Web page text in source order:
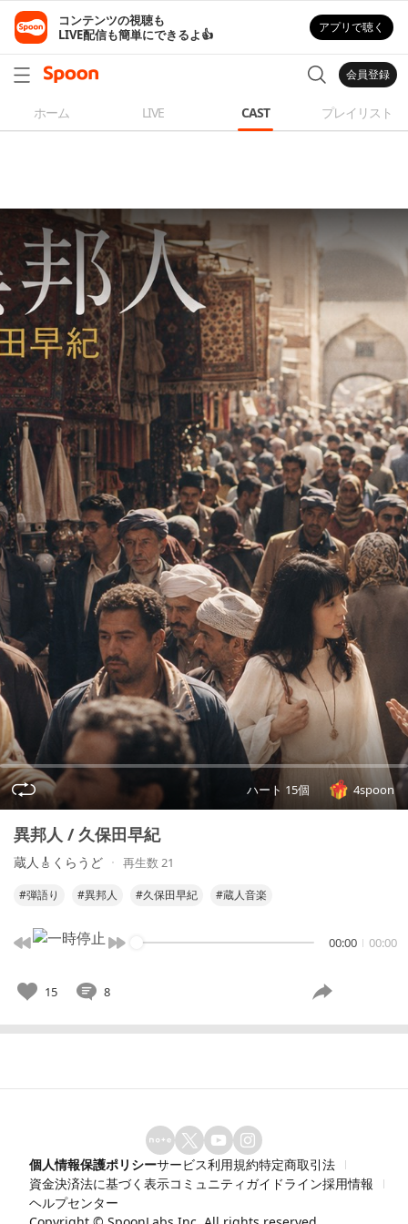
コンテンツの視聴も
LIVE配信も簡単にできるよ👍
アプリで聴く
会員登録
ホーム LIVE CAST プレイリスト
ハート 15個 4spoon
異邦人 / 久保田早紀
蔵人🎸くらうど 再生数 21
#弾語り #異邦人 #久保田早紀 #蔵人音楽
00:00 00:00
15 8
個人情報保護ポリシーサービス利用規約特定商取引法
資金決済法に基づく表示コミュニティガイドライン採用情報
ヘルプセンター